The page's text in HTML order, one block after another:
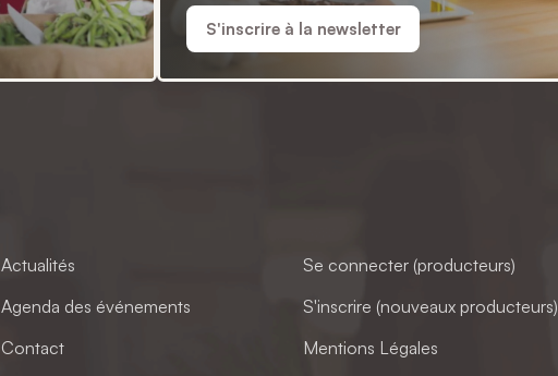
S'inscrire à la newsletter
Actualités
Agenda des événements
Contact
Se connecter (producteurs)
S'inscrire (nouveaux producteurs)
Mentions Légales